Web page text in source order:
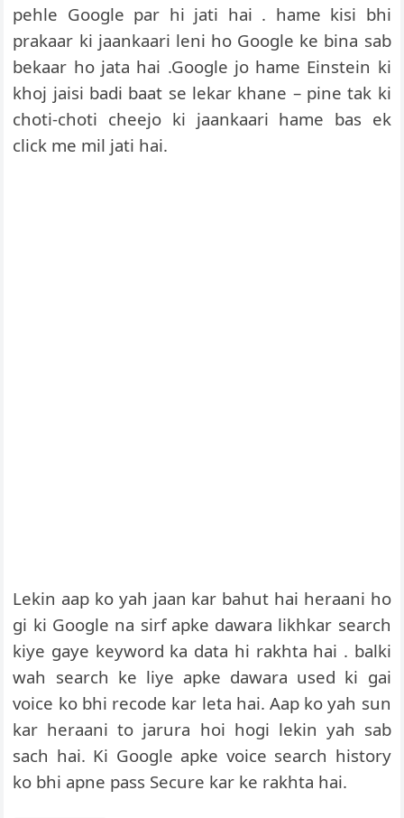
pehle Google par hi jati hai . hame kisi bhi
prakaar ki jaankaari leni ho Google ke bina sab
bekaar ho jata hai .Google jo hame Einstein ki
khoj jaisi badi baat se lekar khane – pine tak ki
choti-choti cheejo ki jaankaari hame bas ek
click me mil jati hai.
Lekin aap ko yah jaan kar bahut hai heraani ho
gi ki Google na sirf apke dawara likhkar search
kiye gaye keyword ka data hi rakhta hai . balki
wah search ke liye apke dawara used ki gai
voice ko bhi recode kar leta hai. Aap ko yah sun
kar heraani to jarura hoi hogi lekin yah sab
sach hai. Ki Google apke voice search history
ko bhi apne pass Secure kar ke rakhta hai.